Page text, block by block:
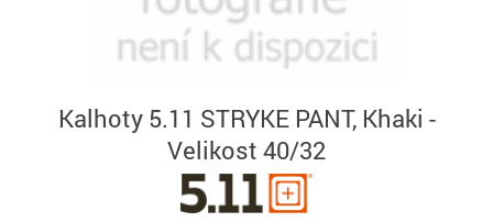
Kalhoty 5.11 STRYKE PANT, Khaki -
Velikost 40/32